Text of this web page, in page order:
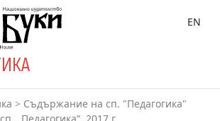
EN
> Съдържание на сп. "Педагогика"